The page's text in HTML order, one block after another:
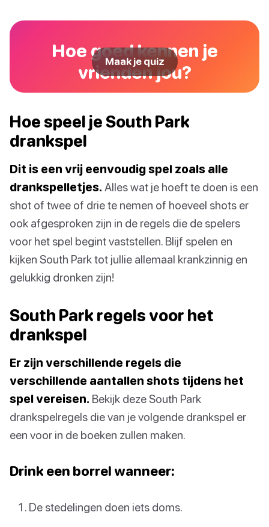
Hoe goed kennen je
vrienden jou?
Maak je quiz
Hoe speel je South Park
drankspel
Dit is een vrij eenvoudig spel zoals alle
drankspelletjes. Alles wat je hoeft te doen is een
shot of twee of drie te nemen of hoeveel shots er
ook afgesproken zijn in de regels die de spelers
voor het spel begint vaststellen. Blijf spelen en
kijken South Park tot jullie allemaal krankzinnig en
gelukkig dronken zijn!
South Park regels voor het
drankspel
Er zijn verschillende regels die
verschillende aantallen shots tijdens het
spel vereisen. Bekijk deze South Park
drankspelregels die van je volgende drankspel er
een voor in de boeken zullen maken.
Drink een borrel wanneer:
De stedelingen doen iets doms.